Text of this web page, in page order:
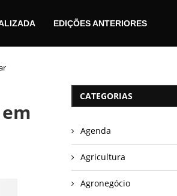
EDIÇÕES ANTERIORES
CATEGORIAS
Agenda
Agricultura
Agronegócio